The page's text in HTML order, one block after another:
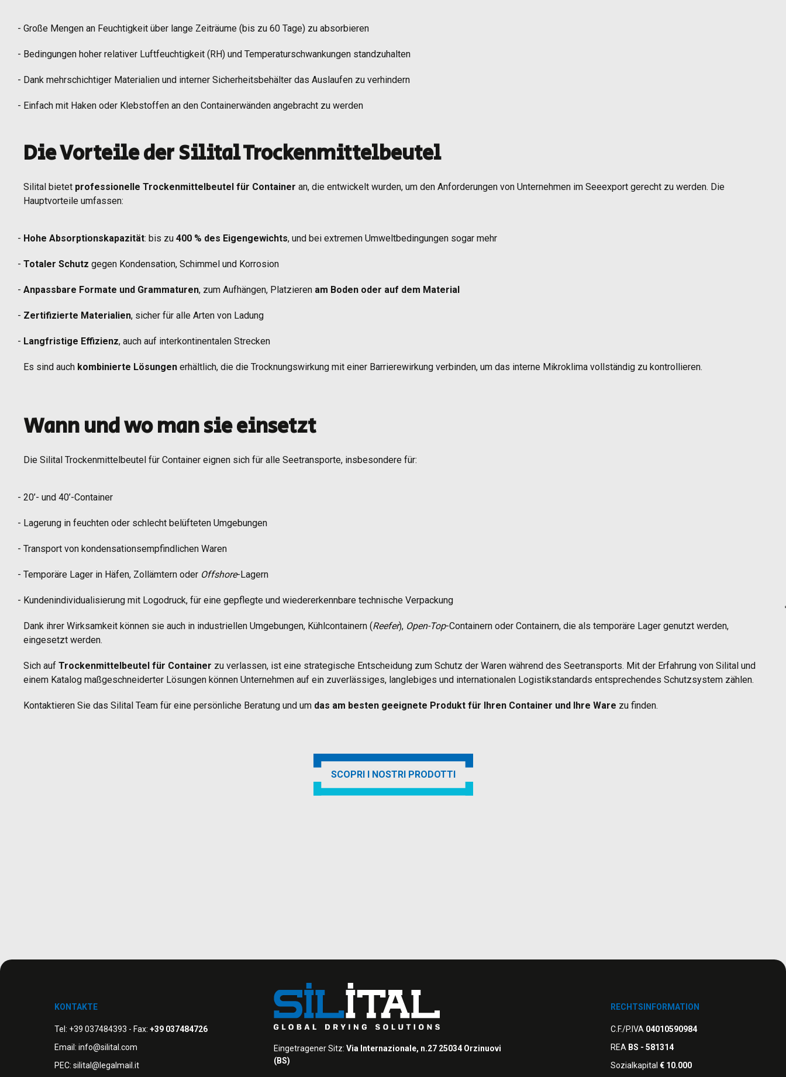
Große Mengen an Feuchtigkeit über lange Zeiträume (bis zu 60 Tage) zu absorbieren
Bedingungen hoher relativer Luftfeuchtigkeit (RH) und Temperaturschwankungen standzuhalten
Dank mehrschichtiger Materialien und interner Sicherheitsbehälter das Auslaufen zu verhindern
Einfach mit Haken oder Klebstoffen an den Containerwänden angebracht zu werden
Die Vorteile der Silital Trockenmittelbeutel
Silital bietet professionelle Trockenmittelbeutel für Container an, die entwickelt wurden, um den Anforderungen von Unternehmen im Seeexport gerecht zu werden. Die
Hauptvorteile umfassen:
Hohe Absorptionskapazität: bis zu 400 % des Eigengewichts, und bei extremen Umweltbedingungen sogar mehr
Totaler Schutz gegen Kondensation, Schimmel und Korrosion
Anpassbare Formate und Grammaturen, zum Aufhängen, Platzieren am Boden oder auf dem Material
Zertifizierte Materialien, sicher für alle Arten von Ladung
Langfristige Effizienz, auch auf interkontinentalen Strecken
Es sind auch kombinierte Lösungen erhältlich, die die Trocknungswirkung mit einer Barrierewirkung verbinden, um das interne Mikroklima vollständig zu kontrollieren.
Wann und wo man sie einsetzt
Die Silital Trockenmittelbeutel für Container eignen sich für alle Seetransporte, insbesondere für:
20’- und 40’-Container
Lagerung in feuchten oder schlecht belüfteten Umgebungen
Transport von kondensationsempfindlichen Waren
Temporäre Lager in Häfen, Zollämtern oder Offshore-Lagern
Kundenindividualisierung mit Logodruck, für eine gepflegte und wiedererkennbare technische Verpackung
Dank ihrer Wirksamkeit können sie auch in industriellen Umgebungen, Kühlcontainern (Reefer), Open-Top-Containern oder Containern, die als temporäre Lager genutzt werden,
eingesetzt werden.
Sich auf Trockenmittelbeutel für Container zu verlassen, ist eine strategische Entscheidung zum Schutz der Waren während des Seetransports. Mit der Erfahrung von Silital und
einem Katalog maßgeschneiderter Lösungen können Unternehmen auf ein zuverlässiges, langlebiges und internationalen Logistikstandards entsprechendes Schutzsystem zählen.
Kontaktieren Sie das Silital Team für eine persönliche Beratung und um das am besten geeignete Produkt für Ihren Container und Ihre Ware zu finden.
SCOPRI I NOSTRI PRODOTTI
Eingetragener Sitz: Via Internazionale, n.27 25034 Orzinuovi
(BS)
KONTAKTE
Tel: +39 037484393 - Fax: +39 037484726
Email: info@silital.com
PEC: silital@legalmail.it
RECHTSINFORMATION
C.F./P.IVA 04010590984
REA BS - 581314
Sozialkapital € 10.000